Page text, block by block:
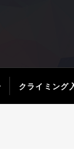
クライミング